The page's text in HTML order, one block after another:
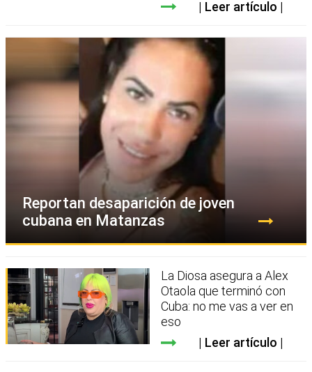
Leer artículo
Reportan desaparición de joven
cubana en Matanzas
La Diosa asegura a Alex
Otaola que terminó con
Cuba: no me vas a ver en
eso
Leer artículo